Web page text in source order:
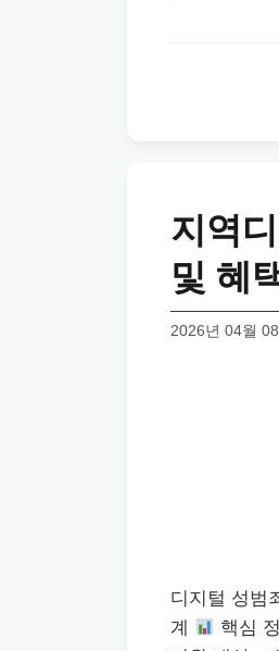
지역
및 혜
2026년 04월
디지털 성범
계
핵심